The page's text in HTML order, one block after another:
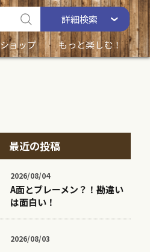
詳細検索
ショップ もっと楽しむ！
最近の投稿
2026/08/04
A面とブレーメン？！勘違い
は面白い！
2026/08/03